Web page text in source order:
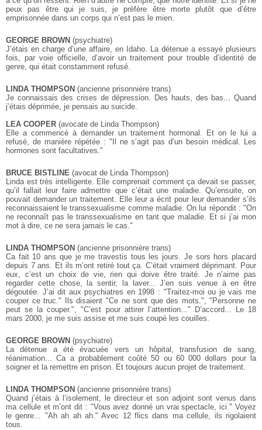
peux pas être qui je suis, je préfère être morte plutôt que d’être
emprisonnée dans un corps qui n’est pas le mien.
GEORGE BROWN (psychiatre)
J’étais en charge d’une affaire, en Idaho. La détenue a essayé plusieurs
fois, par voie officielle, d’avoir un traitement pour trouble d’identité de
genre, qui était constamment refusé.
LINDA THOMPSON (ancienne prisonnière trans)
Je connaissais des crises de dépression. Des hauts, des bas... Quand
j’étais déprimée, je pensais au suicide.
LEA COOPER (avocate de Linda Thompson)
Elle a commencé à demander un traitement hormonal. Et on le lui a
refusé, de manière répétée : "Il ne s’agit pas d’un besoin médical. Les
hormones sont facultatives."
BRUCE BISTLINE (avocat de Linda Thompson)
Linda est très intelligente. Elle comprenait comment ça devait se passer,
qu’il fallait leur faire admettre que c’était une maladie. Qu’ensuite, on
pouvait demander un traitement. Elle leur a écrit pour leur demander s’ils
reconnaissaient le transsexualisme comme maladie. On lui répondit : "On
ne reconnaît pas le transsexualisme en tant que maladie. Et si j’ai mon
mot à dire, ce ne sera jamais le cas."
LINDA THOMPSON (ancienne prisonnière trans)
Ca fait 10 ans que je me travestis tous les jours. Je sors hors placard
depuis 7 ans. Et ils m’ont retiré tout ça. C’était vraiment déprimant. Pour
eux, c’est un choix de vie, rien qui doive être traité. Je n’aime pas
regarder cette chose, la sentir, la laver... J’en suis venue à en être
dégoutée. J’ai dit aux psychiatres en 1998 : "Traitez-moi ou je vais me
couper ce truc." Ils disaient "Ce ne sont que des mots.", "Personne ne
peut se la couper.", "C’est pour attirer l’attention..." D’accord... Le 18
mars 2000, je me suis assise et me suis coupé les couilles.
GEORGE BROWN (psychiatre)
La détenue a été évacuée vers un hôpital, transfusion de sang,
réanimation... Ca a probablement coûté 50 ou 60 000 dollars pour la
soigner et la remettre en prison. Et toujours aucun projet de traitement.
LINDA THOMPSON (ancienne prisonnière trans)
Quand j’étais à l’isolement, le directeur et son adjoint sont venus dans
ma cellule et m’ont dit : "Vous avez donné un vrai spectacle, ici." Voyez
le genre... "Ah ah ah ah." Avec 12 flics dans ma cellule, ils rigolaient
tous.